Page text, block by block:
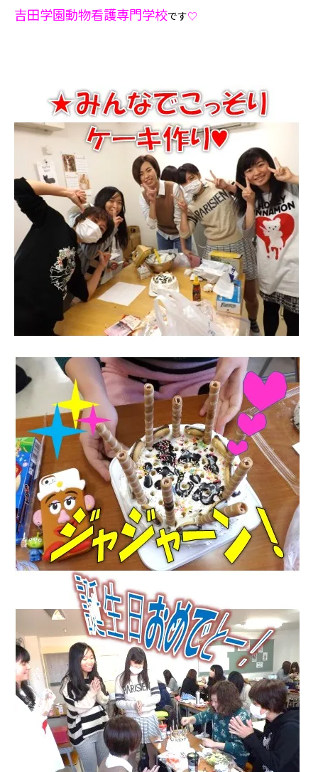
吉田学園動物看護専門学校です♡